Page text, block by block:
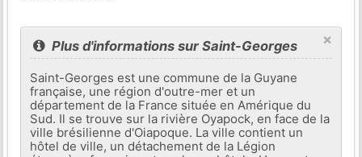
×
Plus d'informations sur Saint-Georges
Saint-Georges est une commune de la Guyane
française, une région d'outre-mer et un
département de la France située en Amérique du
Sud. Il se trouve sur la rivière Oyapock, en face de la
ville brésilienne d'Oiapoque. La ville contient un
hôtel de ville, un détachement de la Légion